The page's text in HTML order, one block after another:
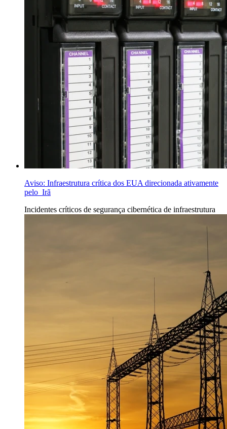
Aviso: Infraestrutura crítica dos EUA direcionada ativamente
pelo Irã
Incidentes críticos de segurança cibernética de infraestrutura